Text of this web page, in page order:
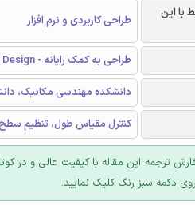
با این
طراحی کاربردی و نرم افزار
طراحی به کمک رایانه - Computer-Aided Design
دانشکده مهندسی مکانیک،
کنترل مقیاس طول، تنظیم
ترجمه این مقاله با کیفیت عالی و در
دکمه سبز رنگ کلیک نمایید.